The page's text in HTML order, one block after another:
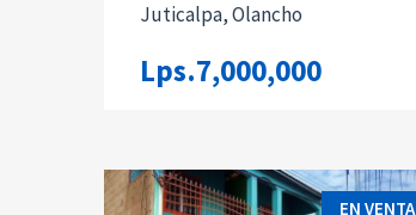
Juticalpa, Olancho
Lps.7,000,000
EN VENTA